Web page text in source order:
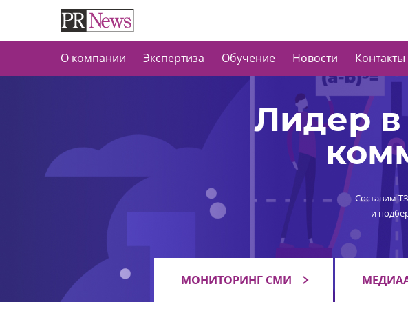
О компании Экспертиза Обучение Новости Контакты
Лидер в
Составим
и
МОНИТОРИНГ СМИ